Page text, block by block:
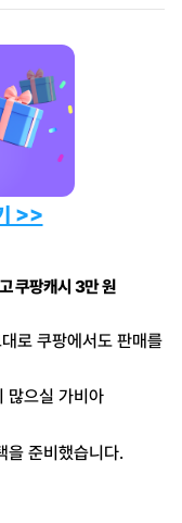
>>
쿠팡캐시 3만 원
로 쿠팡에서도 판매를
많으실 가비아
을 준비했습니다.